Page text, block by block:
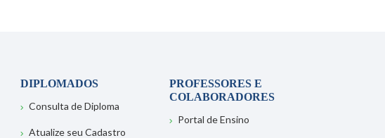
DIPLOMADOS
Consulta de Diploma
Atualize seu Cadastro
PROFESSORES E
COLABORADORES
Portal de Ensino